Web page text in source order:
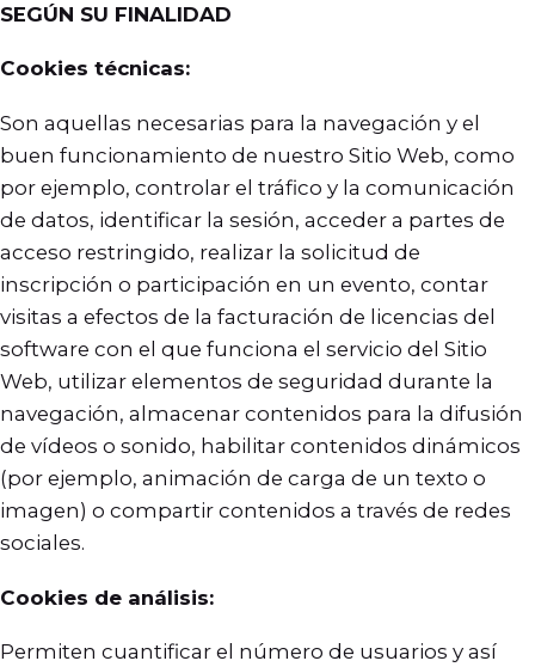
SEGÚN SU FINALIDAD
Cookies técnicas:
Son aquellas necesarias para la navegación y el
buen funcionamiento de nuestro Sitio Web, como
por ejemplo, controlar el tráfico y la comunicación
de datos, identificar la sesión, acceder a partes de
acceso restringido, realizar la solicitud de
inscripción o participación en un evento, contar
visitas a efectos de la facturación de licencias del
software con el que funciona el servicio del Sitio
Web, utilizar elementos de seguridad durante la
navegación, almacenar contenidos para la difusión
de vídeos o sonido, habilitar contenidos dinámicos
(por ejemplo, animación de carga de un texto o
imagen) o compartir contenidos a través de redes
sociales.
Cookies de análisis:
Permiten cuantificar el número de usuarios y así